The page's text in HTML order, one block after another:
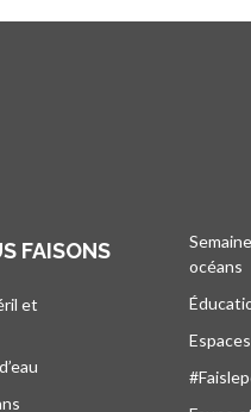
FAISONS
et
océans